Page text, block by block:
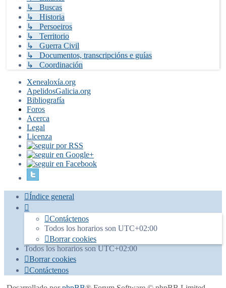
↳ Buscas
↳ Historia
↳ Persoeiros
↳ Territorio
↳ Guerra Civil
↳ Documentos, transcripcións e guías
↳ Coordinación
Xenealoxía.org
ApelidosGalicia.org
Bibliografía
Foros
Acerca
Legal
Licenza
Índice general
Contáctenos
Todos los horarios son UTC+02:00
Borrar cookies
Todos los horarios sonUTC+02:00
Borrar cookies
Contáctenos